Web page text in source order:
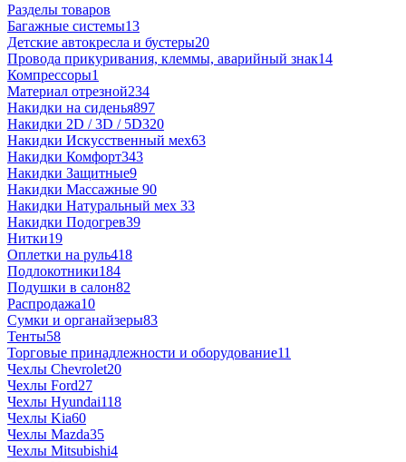
Разделы товаров
Багажные системы13
Детские автокресла и бустеры20
Провода прикуривания, клеммы, аварийный знак14
Компрессоры1
Материал отрезной234
Накидки на сиденья897
Накидки 2D / 3D / 5D320
Накидки Искусственный мех63
Накидки Комфорт343
Накидки Защитные9
Накидки Массажные 90
Накидки Натуральный мех 33
Накидки Подогрев39
Нитки19
Оплетки на руль418
Подлокотники184
Подушки в салон82
Распродажа10
Сумки и органайзеры83
Тенты58
Торговые принадлежности и оборудование11
Чехлы Chevrolet20
Чехлы Ford27
Чехлы Hyundai118
Чехлы Kia60
Чехлы Mazda35
Чехлы Mitsubishi4